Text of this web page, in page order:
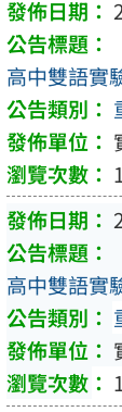
高中雙語實
高中雙語實